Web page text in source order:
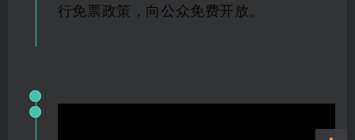
行免票政策， 向公众免费开放。